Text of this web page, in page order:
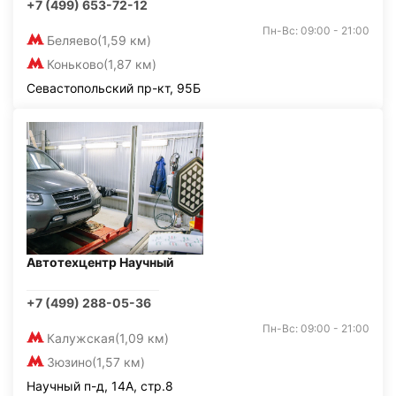
+7 (499) 653-72-12
Беляево(1,59 км)
Коньково(1,87 км)
Пн-Вс: 09:00 - 21:00
Севастопольский пр-кт, 95Б
Автотехцентр Научный
+7 (499) 288-05-36
Калужская(1,09 км)
Зюзино(1,57 км)
Пн-Вс: 09:00 - 21:00
Научный п-д, 14А, стр.8